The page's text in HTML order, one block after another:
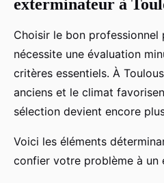
exterminateur à
Choisir le bon
nécessite une évaluation
critères essentiels. À
anciens et le climat
sélection devient encore
Voici les éléments
confier votre problème à un